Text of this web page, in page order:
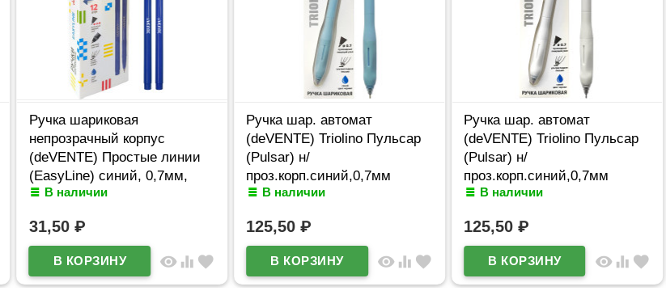
Ручка шариковая
непрозрачный корпус
(deVENTE) Простые линии
(EasyLine) синий, 0,7мм,
игла синий корпус
В наличии
31,50 ₽
visibility equalizer favorite
Ручка шар. автомат
(deVENTE) Triolino Пульсар
(Pulsar) н/
проз.корп.синий,0,7мм
арт.5070610 (Ст12)
В наличии
125,50₽
visibility equalizer favorite
Ручка шар. автомат
(deVENTE) Triolino Пульсар
(Pulsar) н/
проз.корп.синий,0,7мм
арт.5070609 (Ст12)
В наличии
125,50₽
visibility equalizer favorite